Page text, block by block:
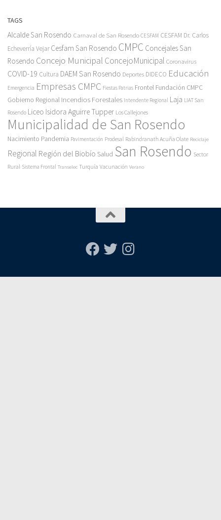
TAGS
Alcalde San Rosendo Carnaval de San Rosendo CESFAM CESFAM Dr. Carlos
Echeverría Vejar Cesfam San Rosendo CMPC Concejales San
Rosendo Concejo Municipal ConcejoMunicipal Coronavirus
COVID-19 Cultura DAEM San Rosendo Deportes DIDECO Educación
Emergencia Empresas CMPC Fiestas Patrias Frontel Fundación CMPC
Gobierno Regional Incendios Forestales Intendente Regional Laja LIAT San
Rosendo Liceo Isidora Aguirre Tupper Los Callejones
Municipalidad de San Rosendo
Nacimiento Pandemia Pavimentación Prodesal Rabindranath Acuña Olate Reciclaje
Regional Región del Biobío Salud San Rosendo Sector
Rural Sistema Frontal Transelec Turquía Vacunación Verano